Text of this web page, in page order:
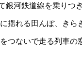
銀河鉄道線を乗りつ
揺れる田んぼ、きら
つないで走る列車の